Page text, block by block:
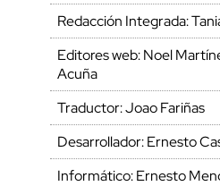
Redacción Integrada:
Editores web: Noel
Acuña
Traductor: Joao Fariñas
Desarrollador: Ernesto
Informático: Ernesto